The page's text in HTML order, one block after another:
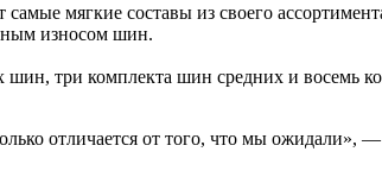
мягкие составы из своего
износом шин.
шин, три комплекта шин средних и
отличается от того, что мы